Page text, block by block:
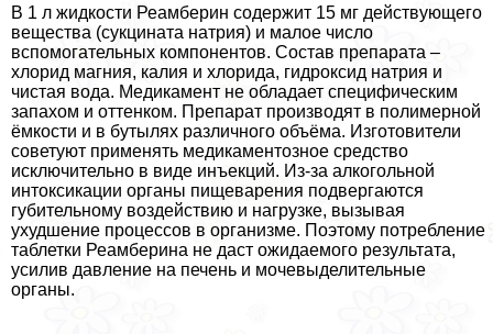
В 1 л жидкости Реамберин содержит 15 мг действующего
вещества (сукцината натрия) и малое число
вспомогательных компонентов. Состав препарата –
хлорид магния, калия и хлорида, гидроксид натрия и
чистая вода. Медикамент не обладает специфическим
запахом и оттенком. Препарат производят в полимерной
ёмкости и в бутылях различного объёма. Изготовители
советуют применять медикаментозное средство
исключительно в виде инъекций. Из-за алкогольной
интоксикации органы пищеварения подвергаются
губительному воздействию и нагрузке, вызывая
ухудшение процессов в организме. Поэтому потрeбление
таблетки Реамберина не даст ожидаемого результата,
усилив давление на печень и мочевыделительные
органы.